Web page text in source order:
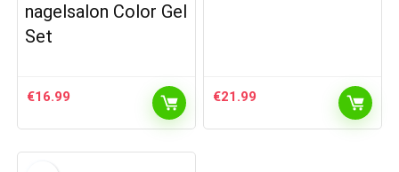
nagelsalon Color Gel
Set
€16.99 €21.99